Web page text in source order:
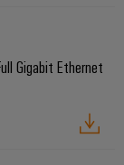
Gigabit Ethernet